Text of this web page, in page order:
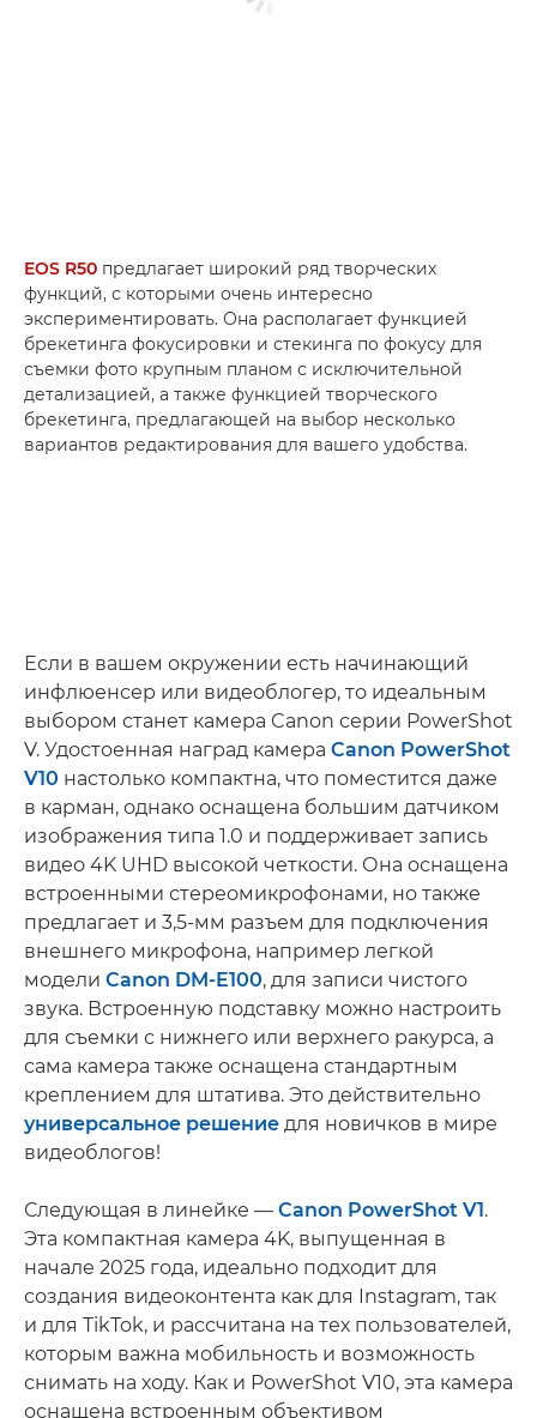
EOS R50 предлагает широкий ряд творческих
функций, с которыми очень интересно
экспериментировать. Она располагает функцией
брекетинга фокусировки и стекинга по фокусу для
съемки фото крупным планом с исключительной
детализацией, а также функцией творческого
брекетинга, предлагающей на выбор несколько
вариантов редактирования для вашего удобства.
Если в вашем окружении есть начинающий
инфлюенсер или видеоблогер, то идеальным
выбором станет камера Canon серии PowerShot
V. Удостоенная наград камера Canon PowerShot
V10 настолько компактна, что поместится даже
в карман, однако оснащена большим датчиком
изображения типа 1.0 и поддерживает запись
видео 4K UHD высокой четкости. Она оснащена
встроенными стереомикрофонами, но также
предлагает и 3,5-мм разъем для подключения
внешнего микрофона, например легкой
модели Canon DM-E100, для записи чистого
звука. Встроенную подставку можно настроить
для съемки с нижнего или верхнего ракурса, а
сама камера также оснащена стандартным
креплением для штатива. Это действительно
универсальное решение для новичков в мире
видеоблогов!
Следующая в линейке — Canon PowerShot V1.
Эта компактная камера 4K, выпущенная в
начале 2025 года, идеально подходит для
создания видеоконтента как для Instagram, так
и для TikTok, и рассчитана на тех пользователей,
которым важна мобильность и возможность
снимать на ходу. Как и PowerShot V10, эта камера
оснащена встроенным объективом